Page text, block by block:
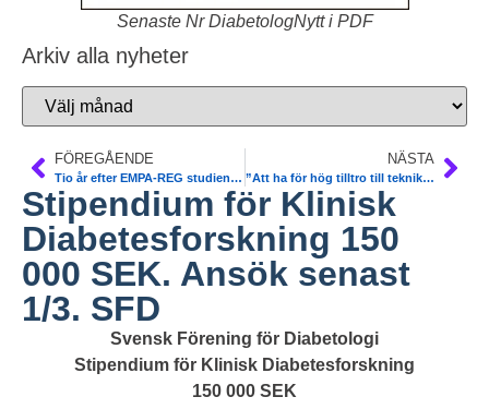
Senaste Nr DiabetologNytt i PDF
Arkiv alla nyheter
FÖREGÅENDE
Tio år efter EMPA-REG studien. Så förändrades diabetesvården T2DM
NÄSTA
”Att ha för hög tilltro till teknik kan vara farligt i sig”. Läkemedelsverket yttrande om felaktig CGM sensor
Stipendium för Klinisk
Diabetesforskning 150
000 SEK. Ansök senast
1/3. SFD
Svensk Förening för Diabetologi
Stipendium för Klinisk Diabetesforskning
150 000 SEK